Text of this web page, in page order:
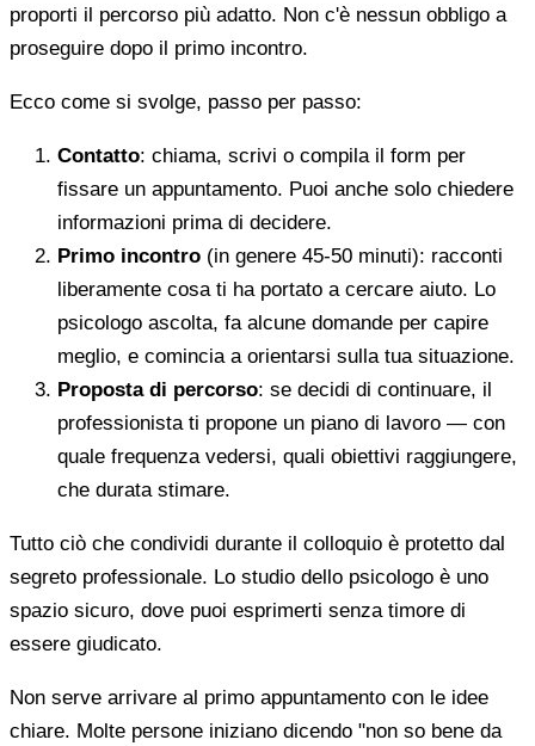
proporti il percorso più adatto. Non c'è nessun obbligo a
proseguire dopo il primo incontro.
Ecco come si svolge, passo per passo:
Contatto: chiama, scrivi o compila il form per
fissare un appuntamento. Puoi anche solo chiedere
informazioni prima di decidere.
Primo incontro (in genere 45-50 minuti): racconti
liberamente cosa ti ha portato a cercare aiuto. Lo
psicologo ascolta, fa alcune domande per capire
meglio, e comincia a orientarsi sulla tua situazione.
Proposta di percorso: se decidi di continuare, il
professionista ti propone un piano di lavoro — con
quale frequenza vedersi, quali obiettivi raggiungere,
che durata stimare.
Tutto ciò che condividi durante il colloquio è protetto dal
segreto professionale. Lo studio dello psicologo è uno
spazio sicuro, dove puoi esprimerti senza timore di
essere giudicato.
Non serve arrivare al primo appuntamento con le idee
chiare. Molte persone iniziano dicendo "non so bene da